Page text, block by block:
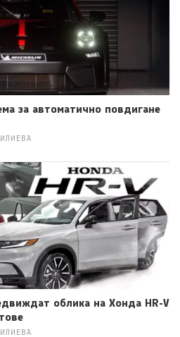
за автоматично повдигане
облика на Хонда HR-V